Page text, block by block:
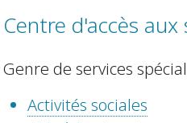
Centre d'accès
Genre de services
Activités sociales